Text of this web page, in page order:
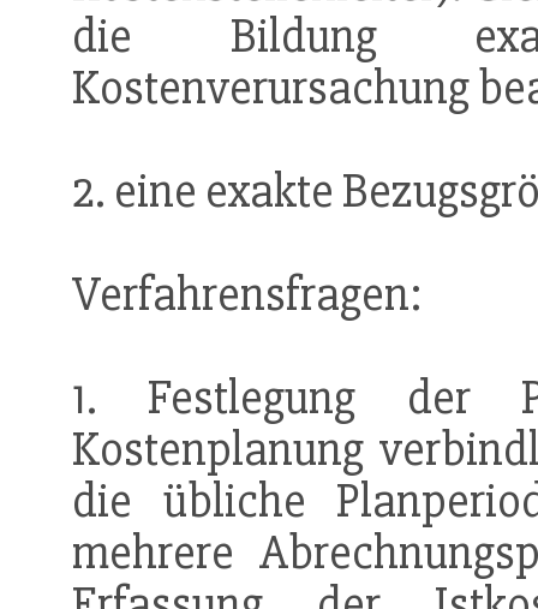
die Bildung
Kostenverursachung
2. eine exakte
Verfahrensfragen:
1. Festlegung der
Kostenplanung
die übliche
mehrere